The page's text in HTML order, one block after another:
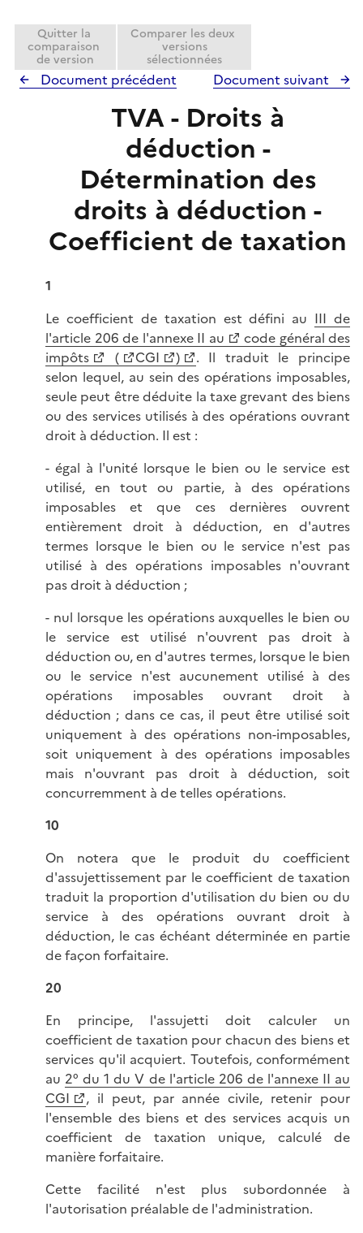
Quitter la
comparaison
de version
Comparer les deux
versions
sélectionnées
Document précédent Document suivant
TVA - Droits à
déduction -
Détermination des
droits à déduction -
Coefficient de taxation
1
Le coefficient de taxation est défini au III de
l'article 206 de l'annexe II au
code général des
impôts
( CGI )
. Il traduit le principe
selon lequel, au sein des opérations imposables,
seule peut être déduite la taxe grevant des biens
ou des services utilisés à des opérations ouvrant
droit à déduction. Il est :
- égal à l'unité lorsque le bien ou le service est
utilisé, en tout ou partie, à des opérations
imposables et que ces dernières ouvrent
entièrement droit à déduction, en d'autres
termes lorsque le bien ou le service n'est pas
utilisé à des opérations imposables n'ouvrant
pas droit à déduction ;
- nul lorsque les opérations auxquelles le bien ou
le service est utilisé n'ouvrent pas droit à
déduction ou, en d'autres termes, lorsque le bien
ou le service n'est aucunement utilisé à des
opérations imposables ouvrant droit à
déduction ; dans ce cas, il peut être utilisé soit
uniquement à des opérations non-imposables,
soit uniquement à des opérations imposables
mais n'ouvrant pas droit à déduction, soit
concurremment à de telles opérations.
10
On notera que le produit du coefficient
d'assujettissement par le coefficient de taxation
traduit la proportion d'utilisation du bien ou du
service à des opérations ouvrant droit à
déduction, le cas échéant déterminée en partie
de façon forfaitaire.
20
En principe, l'assujetti doit calculer un
coefficient de taxation pour chacun des biens et
services qu'il acquiert. Toutefois, conformément
au 2° du 1 du V de l'article 206 de l'annexe II au
CGI
, il peut, par année civile, retenir pour
l'ensemble des biens et des services acquis un
coefficient de taxation unique, calculé de
manière forfaitaire.
Cette facilité n'est plus subordonnée à
l'autorisation préalable de l'administration.